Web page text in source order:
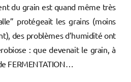
du grain est quand même très
protégeait les grains (moins
des problèmes d’humidité ont
: que devenait le grain, à
FERMENTATION…